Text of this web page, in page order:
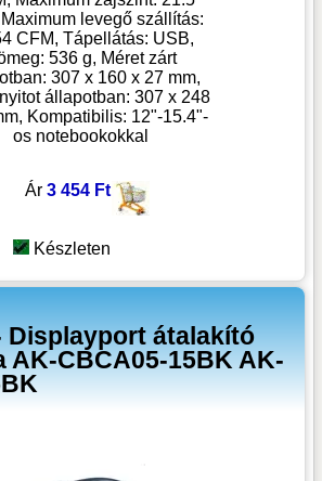
levegő szállítás:
CFM, Tápellátás: USB,
536 g, Méret zárt
307 x 160 x 27 mm,
állapotban: 307 x 248
Kompatibilis: 12"-15.4"-
os notebookokkal
Ár 3 454 Ft
Készleten
Displayport átalakító
AK-CBCA05-15BK AK-